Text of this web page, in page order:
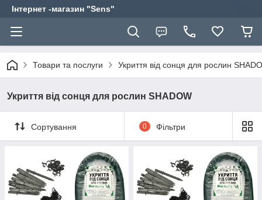
Інтернет -магазин "Sens"
Товари та послуги Укриття від сонця для рослин
Укриття від сонця для рослин SHADOW
Сортування 0 Фільтри